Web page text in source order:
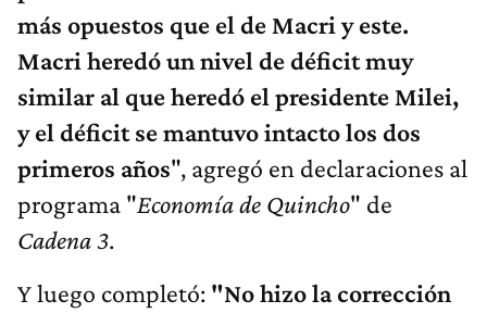
más opuestos que el de Macri y este.
Macri heredó un nivel de déficit muy
similar al que heredó el presidente Milei,
y el déficit se mantuvo intacto los dos
primeros años", agregó en declaraciones al
programa "Economía de Quincho" de
Cadena 3.
Y luego completó: "No hizo la corrección